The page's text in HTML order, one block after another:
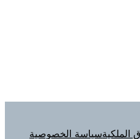
سياسة الخصوصية